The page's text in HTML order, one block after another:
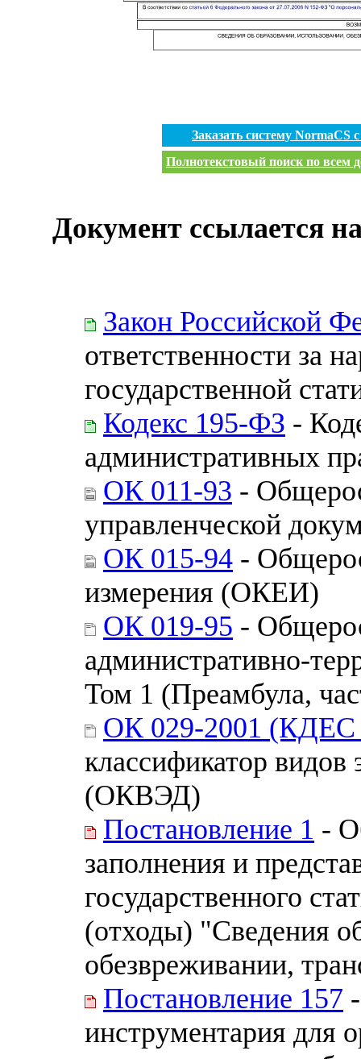
Заказать систему
Полнотекстовый поиск по всем
Документ ссылается
Закон Российской
ответственности за
государственной
Кодекс 195-ФЗ -
административных
ОК 011-93 -
управленческой
ОК 015-94 -
измерения (ОКЕИ)
ОК 019-95 -
административно-
Том 1 (Преамбула,
ОК 029-2001 (КДЕС
классификатор видов
(ОКВЭД)
Постановление 1 -
заполнения и
государственного
(отходы) "Сведения
обезвреживании,
Постановление 157
инструментария для